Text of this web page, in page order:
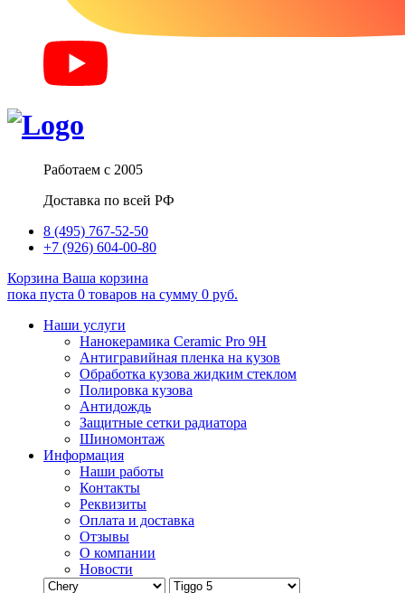
Работаем с 2005
Доставка по всей РФ
8 (495) 767-52-50
+7 (926) 604-00-80
Корзина Ваша корзина
пока пуста 0 товаров на сумму 0 руб.
Наши услуги
Нанокерамика Ceramic Pro 9H
Антигравийная пленка на кузов
Обработка кузова жидким стеклом
Полировка кузова
Антидождь
Защитные сетки радиатора
Шиномонтаж
Информация
Наши работы
Контакты
Реквизиты
Оплата и доставка
Отзывы
О компании
Новости